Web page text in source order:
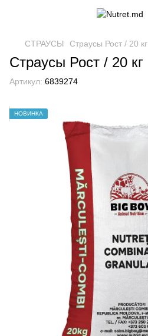
СТРАУСЫ Страусы Рост / 20 кг
Страусы Рост / 20 кг
Артикул: 6839274
НОВИНКА